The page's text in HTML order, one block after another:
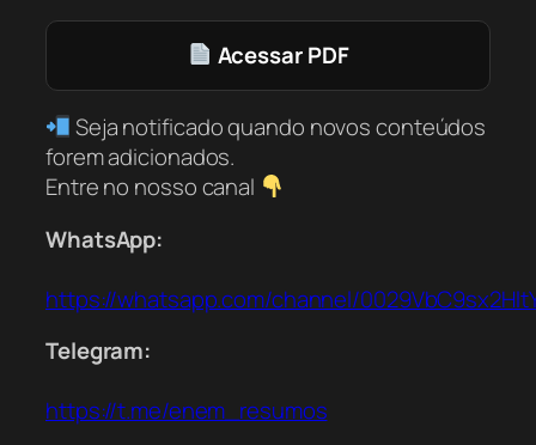
Acessar PDF
Seja notificado quando novos conteúdos
forem adicionados.
Entre no nosso canal
WhatsApp:
https://whatsapp.com/channel/
Telegram:
https://t.me/enem_resumos